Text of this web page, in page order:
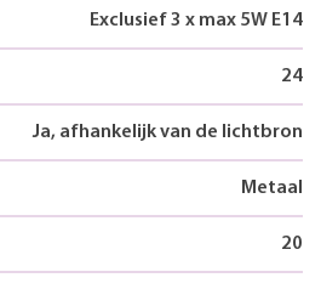
Exclusief 3 x max 5W E14
24
Ja, afhankelijk van de lichtbron
Metaal
20